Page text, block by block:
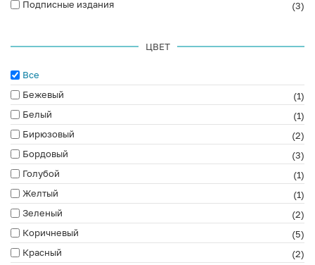
Подписные издания
(3)
ЦВЕТ
Все
Бежевый
(1)
Белый
(1)
Бирюзовый
(2)
Бордовый
(3)
Голубой
(1)
Желтый
(1)
Зеленый
(2)
Коричневый
(5)
Красный
(2)